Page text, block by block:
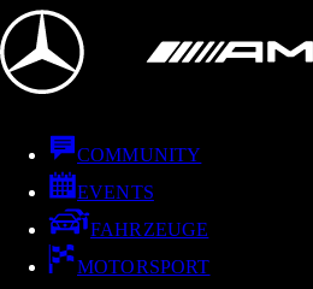
COMMUNITY
EVENTS
FAHRZEUGE
MOTORSPORT